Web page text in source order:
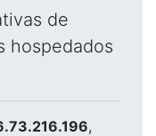
de
hospedados
,